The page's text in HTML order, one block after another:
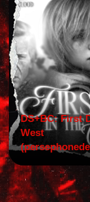
DS+BC: First
West